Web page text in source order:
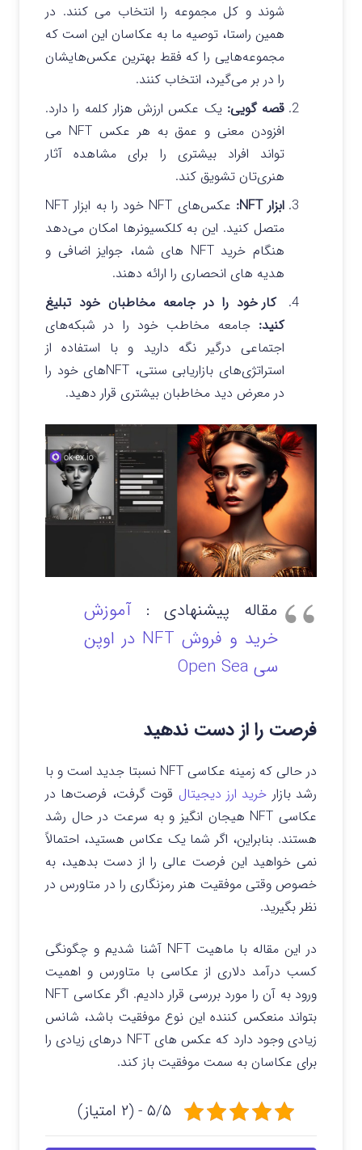
شوند و کل مجموعه را انتخاب می کنند. در
همین راستا، توصیه ما به عکاسان این است که
مجموعه‌هایی را که فقط بهترین عکس‌هایشان
را در بر می‌گیرد، انتخاب کنند.
قصه گویی:یک عکس ارزش هزار کلمه را دارد.
افزودن معنی و عمق به هر عکس NFT می
تواند افراد بیشتری را برای مشاهده آثار
هنری‌تان تشویق کند.
ابزار NFT:
عکس‌های NFT خود را به ابزار NFT
متصل کنید. این به کلکسیونرها امکان می‌دهد
هنگام خرید NFT های شما، جوایز اضافی و
هدیه های انحصاری را ارائه دهند.
کار خود را در جامعه مخاطبان خود تبلیغ
کنید:جامعه مخاطب خود را در شبکه‌های
اجتماعی درگیر نگه دارید و با استفاده از
استراتژی‌های بازاریابی سنتی، NFT‌های خود را
در معرض دید مخاطبان بیشتری قرار دهید.
مقاله پیشنهادی :آموزش
خرید و فروش NFT در اوپن
سی Open Sea
فرصت را از دست ندهید
در حالی که زمینه عکاسی NFT نسبتا جدید است و با
رشد بازار خرید ارز دیجیتال قوت گرفت، فرصت‌ها در
عکاسی NFT هیجان انگیز و به سرعت در حال رشد
هستند. بنابراین، اگر شما یک عکاس هستید، احتمالاً
نمی خواهید این فرصت عالی را از دست بدهید، به
خصوص وقتی موفقیت هنر رمزنگاری را در متاورس در
نظر بگیرید.
در این مقاله با ماهیت NFT آشنا شدیم و چگونگی
کسب درآمد دلاری از عکاسی با متاورس و اهمیت
ورود به آن را مورد بررسی قرار دادیم. اگر عکاسی NFT
بتواند منعکس کننده این نوع موفقیت باشد، شانس
زیادی وجود دارد که عکس های NFT درهای زیادی را
برای عکاسان به سمت موفقیت باز کند.
۵/۵ - (۲ امتیاز)